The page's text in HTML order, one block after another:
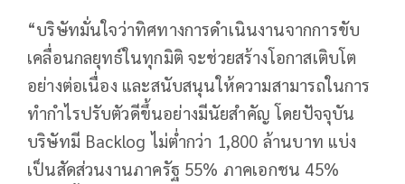
“บริษัทมั่นใจว่าทิศทางการดำเนินงานจากการขับ
เคลื่อนกลยุทธ์ในทุกมิติ จะช่วยสร้างโอกาสเติบโต
อย่างต่อเนื่อง และสนับสนุนให้ความสามารถในการ
ทำกำไรปรับตัวดีขึ้นอย่างมีนัยสำคัญ โดยปัจจุบัน
บริษัทมี Backlog ไม่ต่ำกว่า 1,800 ล้านบาท แบ่ง
เป็นสัดส่วนงานภาครัฐ 55% ภาคเอกชน 45%